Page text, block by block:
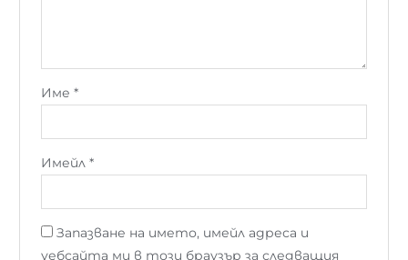
Име *
Имейл *
Запазване на името, имейл адреса и
уебсайта ми в този браузър за следващия